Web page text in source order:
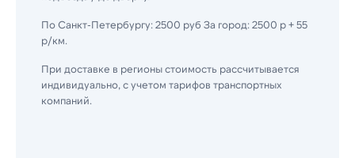
По Санкт-Петербургу: 2500 руб За город: 2500 р + 55
р/км.
При доставке в регионы стоимость рассчитывается
индивидуально, с учетом тарифов транспортных
компаний.